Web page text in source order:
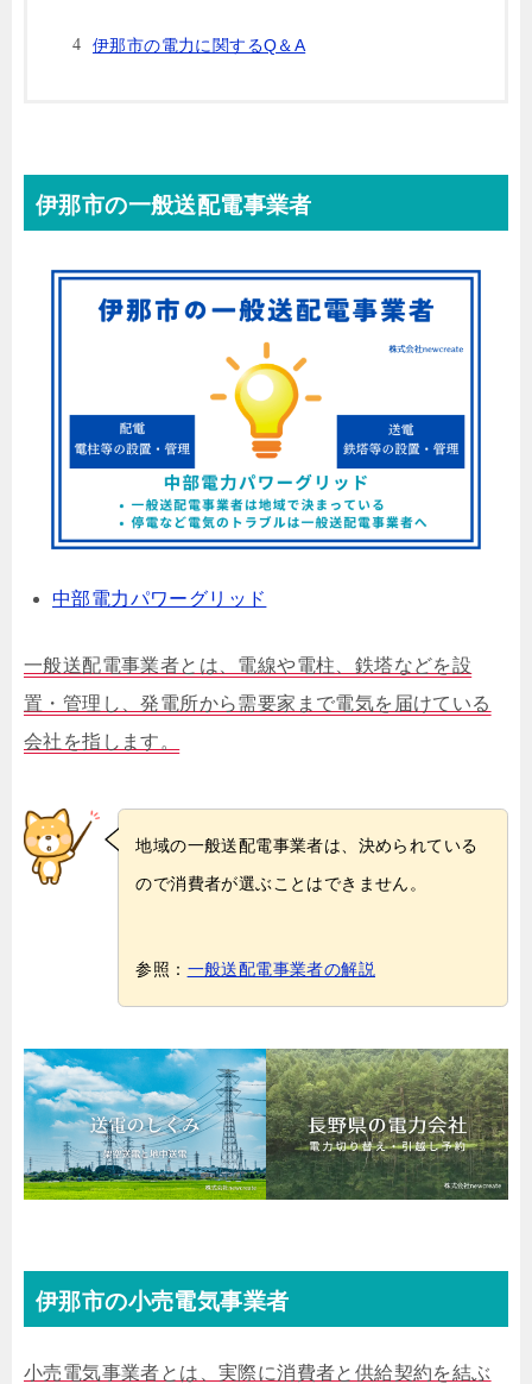
伊那市の電力に関するQ＆A
伊那市の一般送配電事業者
中部電力パワーグリッド
一般送配電事業者とは、電線や電柱、鉄塔などを設
置・管理し、発電所から需要家まで電気を届けている
会社を指します。
地域の一般送配電事業者は、決められている
ので消費者が選ぶことはできません。
参照： 一般送配電事業者の解説
伊那市の小売電気事業者
小売電気事業者とは、実際に消費者と供給契約を結ぶ